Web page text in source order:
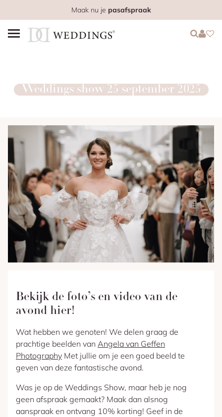
Maak nu je pasafspraak
Login
Login
Weddings show 25 september 2025
Bekijk de foto’s en video van de
avond hier!
Wat hebben we genoten! We delen graag de
prachtige beelden van Angela van Geffen
Photography Met jullie om je een goed beeld te
geven van deze fantastische avond.
Was je op de Weddings Show, maar heb je nog
geen afspraak gemaakt? Maak dan alsnog
aanspraak en ontvang 10% korting! Geef in de